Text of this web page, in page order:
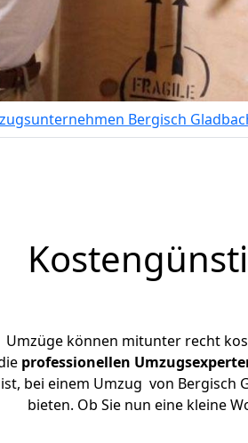
Bergisch
Umzüge können mitunter recht
professionellen
ist, bei einem Umzug von Bergisch
bieten. Ob Sie nun eine kleine